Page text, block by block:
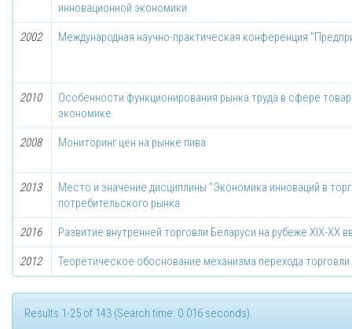
инновационной экономики
2002 Международная научно-практическая конференция
2010
Особенности функционирования рынка труда в сфере
экономике
2008 Мониторинг цен на рынке пива
2013
Место и значение дисциплины "Экономика инноваций в
потребительского рынка
2016 Развитие внутренней торговли Беларуси на рубеже XIX-XX
2012 Теоретическое обоснование механизма перехода
Results 1-25 of 143 (Search time: 0.016 seconds).